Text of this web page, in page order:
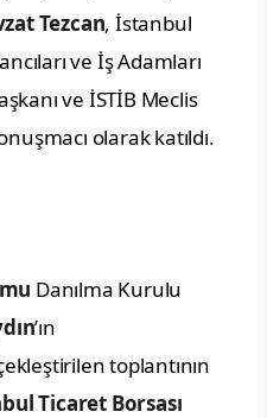
Tezcan, İstanbul
ve İş Adamları
ve İSTİB Meclis
olarak katıldı.
Danılma Kurulu
’ın
toplantının
Ticaret Borsası